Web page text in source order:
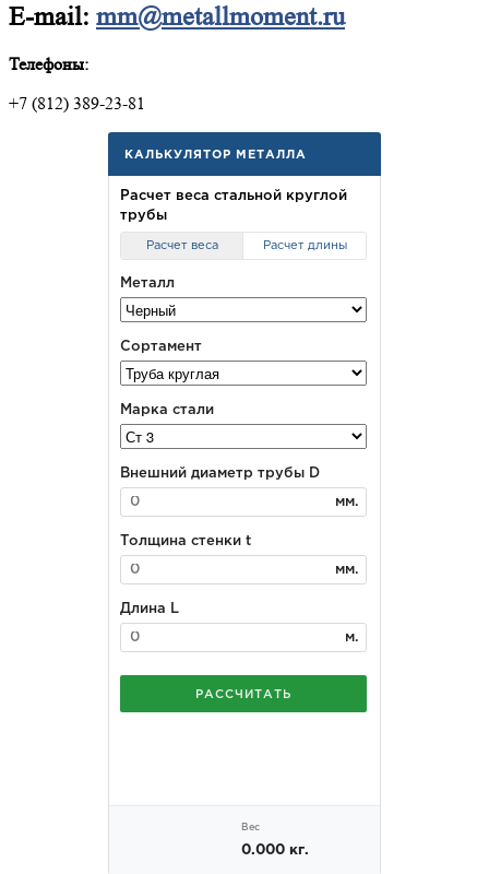
E-mail: mm@metallmoment.ru
Телефоны:
+7 (812) 389-23-81